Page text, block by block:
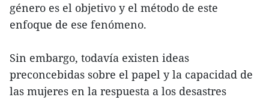
género es el objetivo y el método de este
enfoque de ese fenómeno.
Sin embargo, todavía existen ideas
preconcebidas sobre el papel y la capacidad de
las mujeres en la respuesta a los desastres